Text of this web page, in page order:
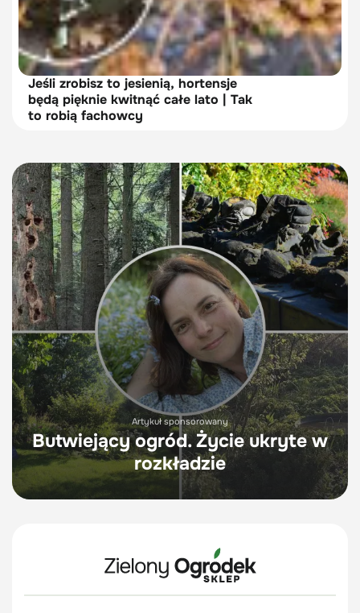
Jeśli zrobisz to jesienią, hortensje
będą pięknie kwitnąć całe lato | Tak
to robią fachowcy
Artykuł sponsorowany
Butwiejący ogród. Życie ukryte w
rozkładzie